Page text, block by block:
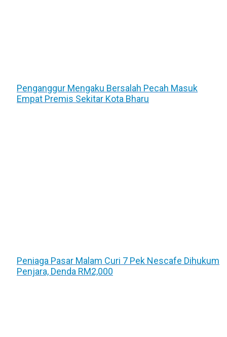
Penganggur Mengaku Bersalah Pecah Masuk
Empat Premis Sekitar Kota Bharu
Peniaga Pasar Malam Curi 7 Pek Nescafe Dihukum
Penjara, Denda RM2,000